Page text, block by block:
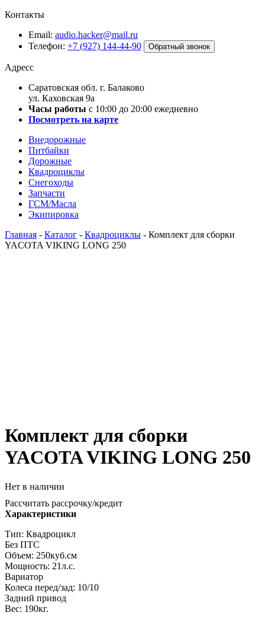
Контакты
Email: audio.hacker@mail.ru
Телефон: +7 (927) 144-44-90 Обратный звонок
Адресс
Саратовская обл. г. Балаково
ул. Каховская 9а
Часы работы с 10:00 до 20:00 ежедневно
Посмотреть на карте
Внедорожные
Питбайки
Дорожные
Квадроциклы
Снегоходы
Запчасти
ГСМ/Масла
Экипировка
Главная - Каталог - Квадроциклы - Комплект для сборки
YACOTA VIKING LONG 250
Комплект для сборки
YACOTA VIKING LONG 250
Нет в наличии
Рассчитать рассрочку/кредит
Характеристики
Тип: Квадроцикл
Без ПТС
Объем: 250куб.см
Мощность: 21л.с.
Вариатор
Колеса перед/зад: 10/10
Задний привод
Вес: 190кг.